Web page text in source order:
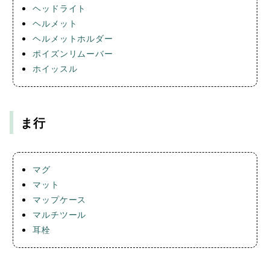
ヘッドライト
ヘルメット
ヘルメットホルダー
ポイズンリムーバー
ホイッスル
ま行
マグ
マット
マップケース
マルチツール
耳栓